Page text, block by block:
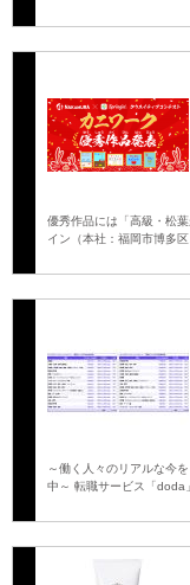
優秀作品には「高級・松
イン（本社：福岡市博多区
～働く人々のリアルな今
中～ 転職サービス「doda